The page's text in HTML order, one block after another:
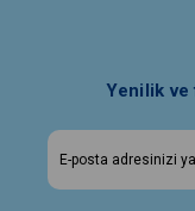
Yenilik ve